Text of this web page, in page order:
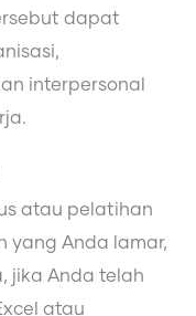
dapat
interpersonal
atau pelatihan
yang Anda lamar,
jika Anda telah
atau